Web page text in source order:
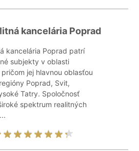
kancelária Poprad
kancelária Poprad patrí
subjekty v oblasti
jej hlavnou oblasťou
Poprad, Svit,
Tatry. Spoločnosť
spektrum realitných